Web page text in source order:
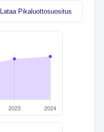
Lataa Pikaluottosuositus